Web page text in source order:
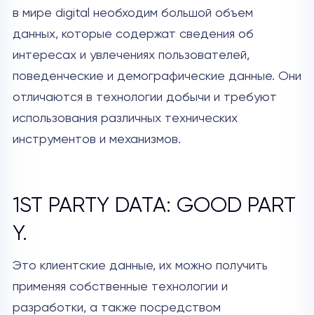
в мире digital необходим большой объем
данных, которые содержат сведения об
интересах и увлечениях пользователей,
поведенческие и демографические данные. Они
отличаются в технологии добычи и требуют
использования различных технических
инструментов и механизмов.
1ST PARTY DATA: GOOD PART
Y.
Это клиентские данные, их можно получить
применяя собственные технологии и
разработки, а также посредством